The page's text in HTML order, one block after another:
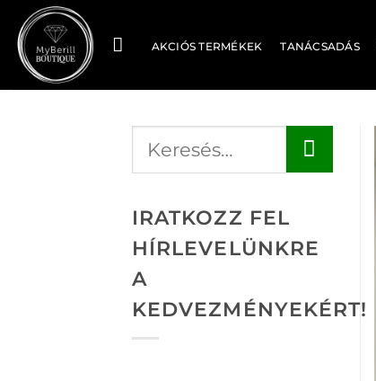
Skip
to
content
AKCIÓS TERMÉKEK TANÁCSADÁS
IRATKOZZ FEL
HÍRLEVELÜNKRE
A
KEDVEZMÉNYEKÉRT!